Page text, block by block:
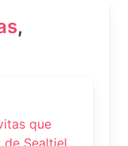
,
que